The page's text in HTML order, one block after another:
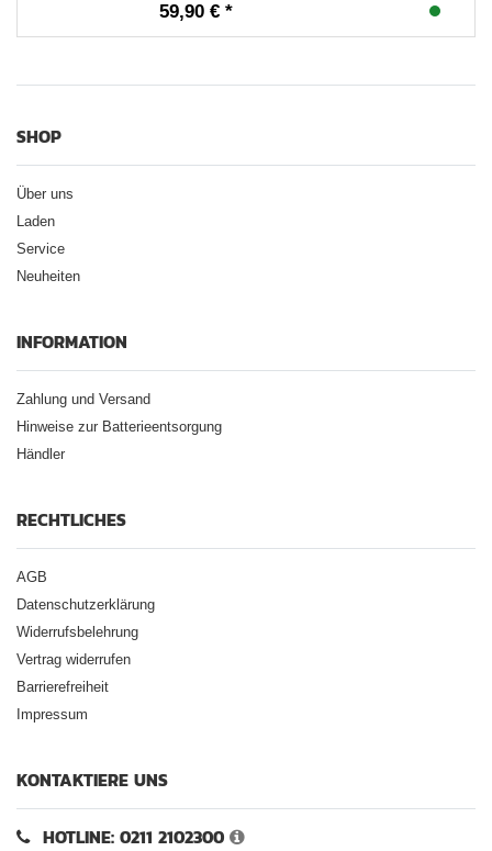
59,90 € *
SHOP
Über uns
Laden
Service
Neuheiten
INFORMATION
Zahlung und Versand
Hinweise zur Batterieentsorgung
Händler
RECHTLICHES
AGB
Datenschutzerklärung
Widerrufsbelehrung
Vertrag widerrufen
Barrierefreiheit
Impressum
KONTAKTIERE UNS
HOTLINE: 0211 2102300